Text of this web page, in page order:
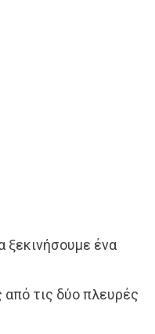
ξεκινήσουμε ένα
τις δύο πλευρές